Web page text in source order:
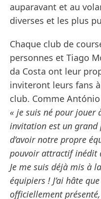
auparavant et au
diverses et les plus
Chaque club de
personnes et Tiago
da Costa ont leur
inviteront leurs fans
club. Comme
« je suis né pour jouer
invitation est un
d’avoir notre propre
pouvoir attractif inédit
Je me suis déjà mis à
équipiers ! J’ai hâte
officiellement